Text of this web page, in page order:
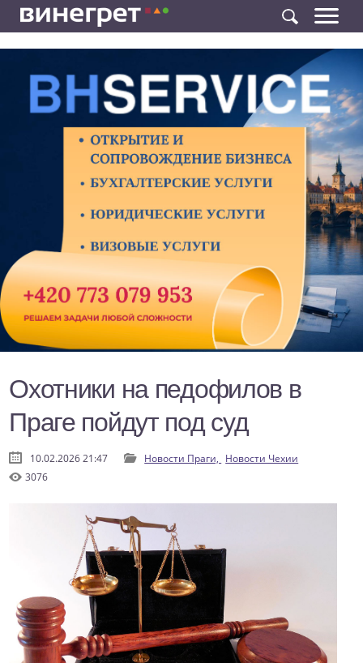
Охотники на педофилов в
Праге пойдут под суд
10.02.2026 21:47 Новости Праги, Новости Чехии
3076